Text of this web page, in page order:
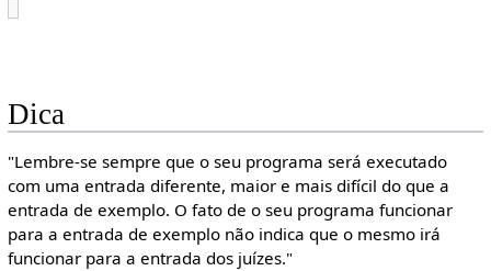
Dica
"Lembre-se sempre que o seu programa será executado
com uma entrada diferente, maior e mais difícil do que a
entrada de exemplo. O fato de o seu programa funcionar
para a entrada de exemplo não indica que o mesmo irá
funcionar para a entrada dos juízes."